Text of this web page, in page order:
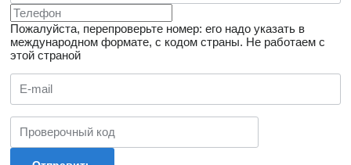
Пожалуйста, перепроверьте номер: его надо указать в
международном формате, с кодом страны. Не работаем с
этой страной